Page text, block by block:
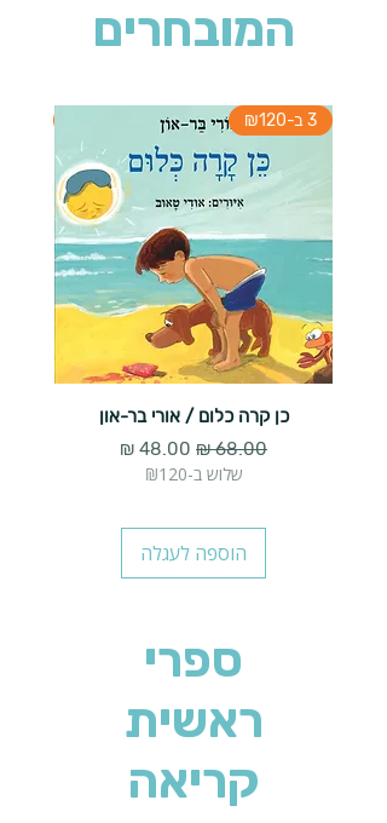
המובחרים
3 ב-₪120
כן קרה כלום / אורי בר-און
מחיר רגיל מחיר מבצע
שלוש ב-₪120
הוספה לעגלה
ספרי
ראשית
קריאה